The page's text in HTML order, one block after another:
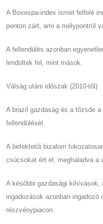
A Bovespa-index ismét felfelé
ponton zárt, ami a mélypontról
A fellendülés azonban
lendültek fel, mint mások.
Válság utáni időszak (2010-től)
A brazil gazdaság és a tőzsde
fellendülését.
A befektetői bizalom
csúcsokat ért el, meghaladva a
A későbbi gazdasági kihívások,
ingadozások azonban ingadozó
részvénypiacon.